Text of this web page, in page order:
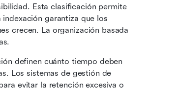
Esta clasificación permite
garantiza que los
crecen. La organización basada
definen cuánto tiempo deben
Los sistemas de gestión de
evitar la retención excesiva o